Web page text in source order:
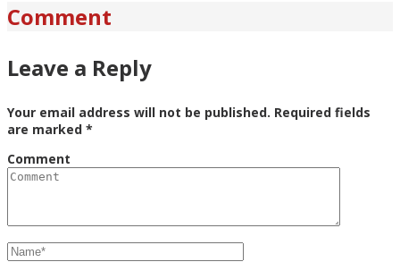
Comment
Leave a Reply
Your email address will not be published. Required fields
are marked *
Comment